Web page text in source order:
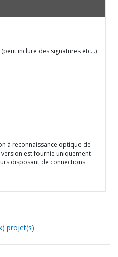
inclure des signatures etc…)
à reconnaissance optique de
est fournie uniquement
disposant de connections
projet(s)